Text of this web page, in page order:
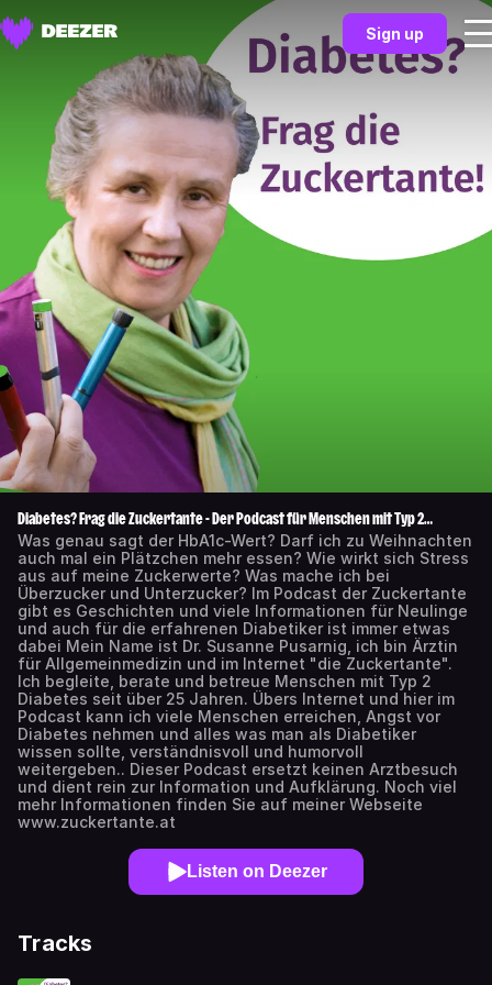
Sign up
Diabetes? Frag die Zuckertante - Der Podcast für Menschen mit Typ 2
Diabetes
Was genau sagt der HbA1c-Wert? Darf ich zu Weihnachten
auch mal ein Plätzchen mehr essen? Wie wirkt sich Stress
aus auf meine Zuckerwerte? Was mache ich bei
Überzucker und Unterzucker? Im Podcast der Zuckertante
gibt es Geschichten und viele Informationen für Neulinge
und auch für die erfahrenen Diabetiker ist immer etwas
dabei Mein Name ist Dr. Susanne Pusarnig, ich bin Ärztin
für Allgemeinmedizin und im Internet "die Zuckertante".
Ich begleite, berate und betreue Menschen mit Typ 2
Diabetes seit über 25 Jahren. Übers Internet und hier im
Podcast kann ich viele Menschen erreichen, Angst vor
Diabetes nehmen und alles was man als Diabetiker
wissen sollte, verständnisvoll und humorvoll
weitergeben.. Dieser Podcast ersetzt keinen Arztbesuch
und dient rein zur Information und Aufklärung. Noch viel
mehr Informationen finden Sie auf meiner Webseite
www.zuckertante.at
Listen on Deezer
Tracks